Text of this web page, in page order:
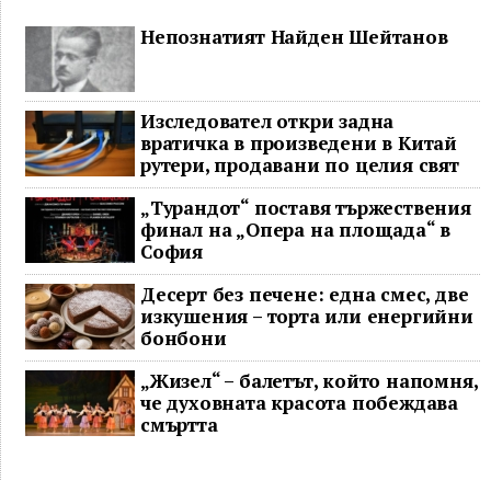
Непознатият Найден Шейтанов
Изследовател откри задна
вратичка в произведени в Китай
рутери, продавани по целия свят
„Турандот“ поставя тържествения
финал на „Опера на площада“ в
София
Десерт без печене: една смес, две
изкушения – торта или енергийни
бонбони
„Жизел“ – балетът, който напомня,
че духовната красота побеждава
смъртта